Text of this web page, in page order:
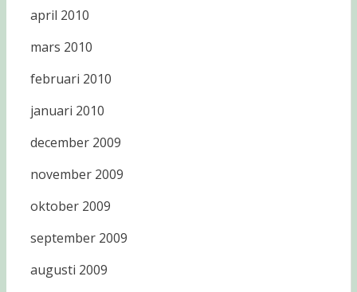
april 2010
mars 2010
februari 2010
januari 2010
december 2009
november 2009
oktober 2009
september 2009
augusti 2009